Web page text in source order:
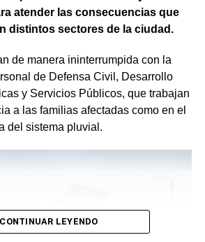
producción no convencional.
que representan las etapas
producción de hidrocarburos:
en un yacimiento, transformación
y transporte en tanques
usos en el hogar.
e inscripción visitar lapágina web
atender las consecuencias que
distintos sectores de la ciudad.
de manera ininterrumpida con la
de Defensa Civil, Desarrollo
y Servicios Públicos, que trabajan
a las familias afectadas como en el
del sistema pluvial.
CONTINUAR LEYENDO